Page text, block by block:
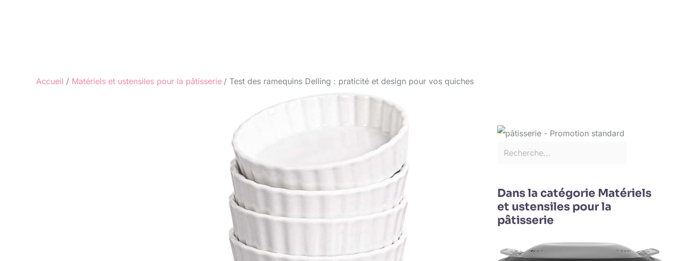
Accueil Matériels et ustensiles pour la pâtisserie Test des ramequins Delling : praticité et design pour vos quiches
Dans la catégorie Matériels
et ustensiles pour la
pâtisserie